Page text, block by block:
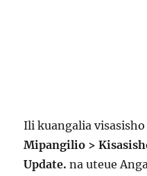
Ili kuangalia visasisho
Mipangilio >
Update. na uteue